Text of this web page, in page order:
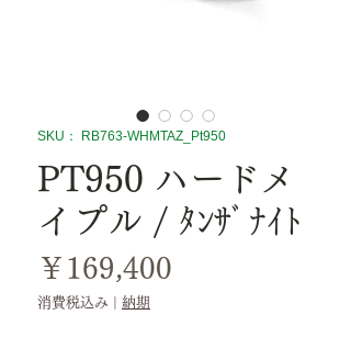
SKU： RB763-WHMTAZ_Pt950
PT950 ハードメ
イプル / ﾀﾝｻﾞﾅｲﾄ
￥169,400
消費税込み 納期